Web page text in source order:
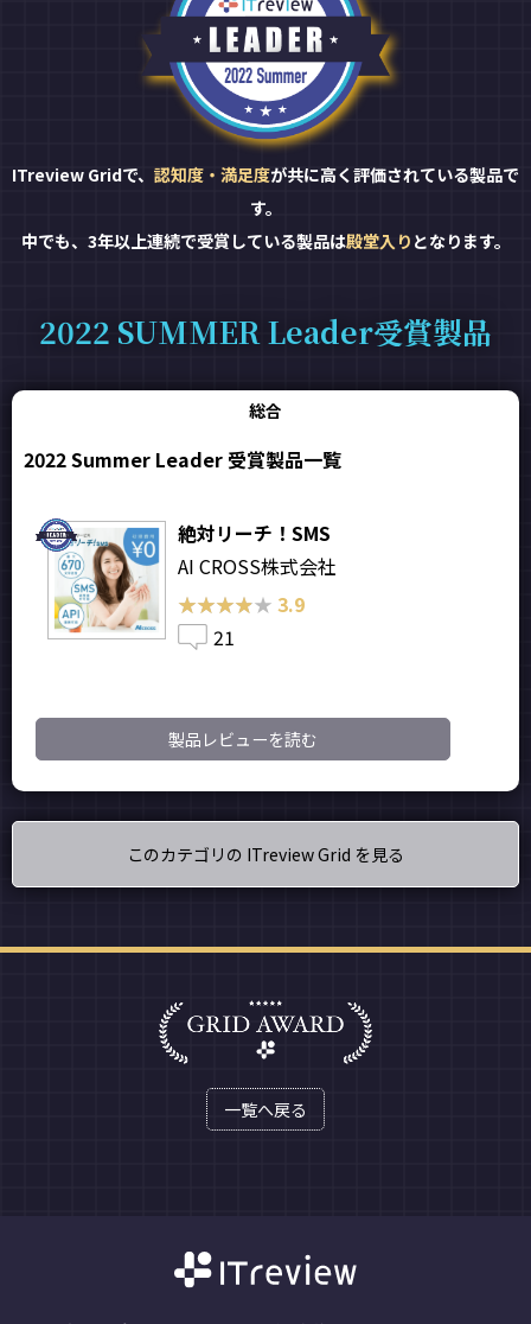
ITreview Gridで、 認知度・満足度が共に高く評価されている製品で
す。
中でも、3年以上連続で受賞している製品は殿堂入り となります。
2022 SUMMER Leader受賞製品
総合
2022 Summer Leader 受賞製品一覧
絶対リーチ！SMS
AI CROSS株式会社
★★★★★
★★★★★ 3.9
21
製品レビューを読む
このカテゴリの ITreview Grid を見る
一覧へ戻る